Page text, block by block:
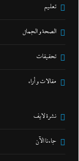
تعليم
الصحة و الجمال
تحقيقات
مقالات و أراء
نشرة لايف
جاءنا الآن